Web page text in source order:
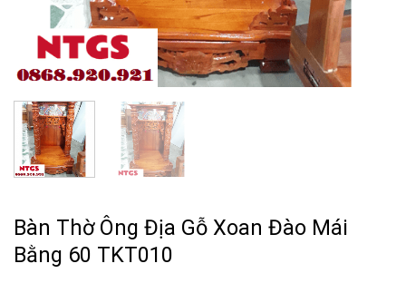
Bàn Thờ Ông Địa Gỗ Xoan Đào Mái
Bằng 60 TKT010